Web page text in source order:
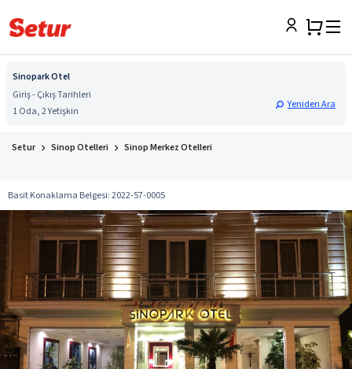
Sinopark Otel
Giriş - Çıkış Tarihleri
1 Oda, 2 Yetişkin
Yeniden Ara
Setur Sinop Otelleri Sinop Merkez Otelleri
Basit Konaklama Belgesi:2022-57-0005